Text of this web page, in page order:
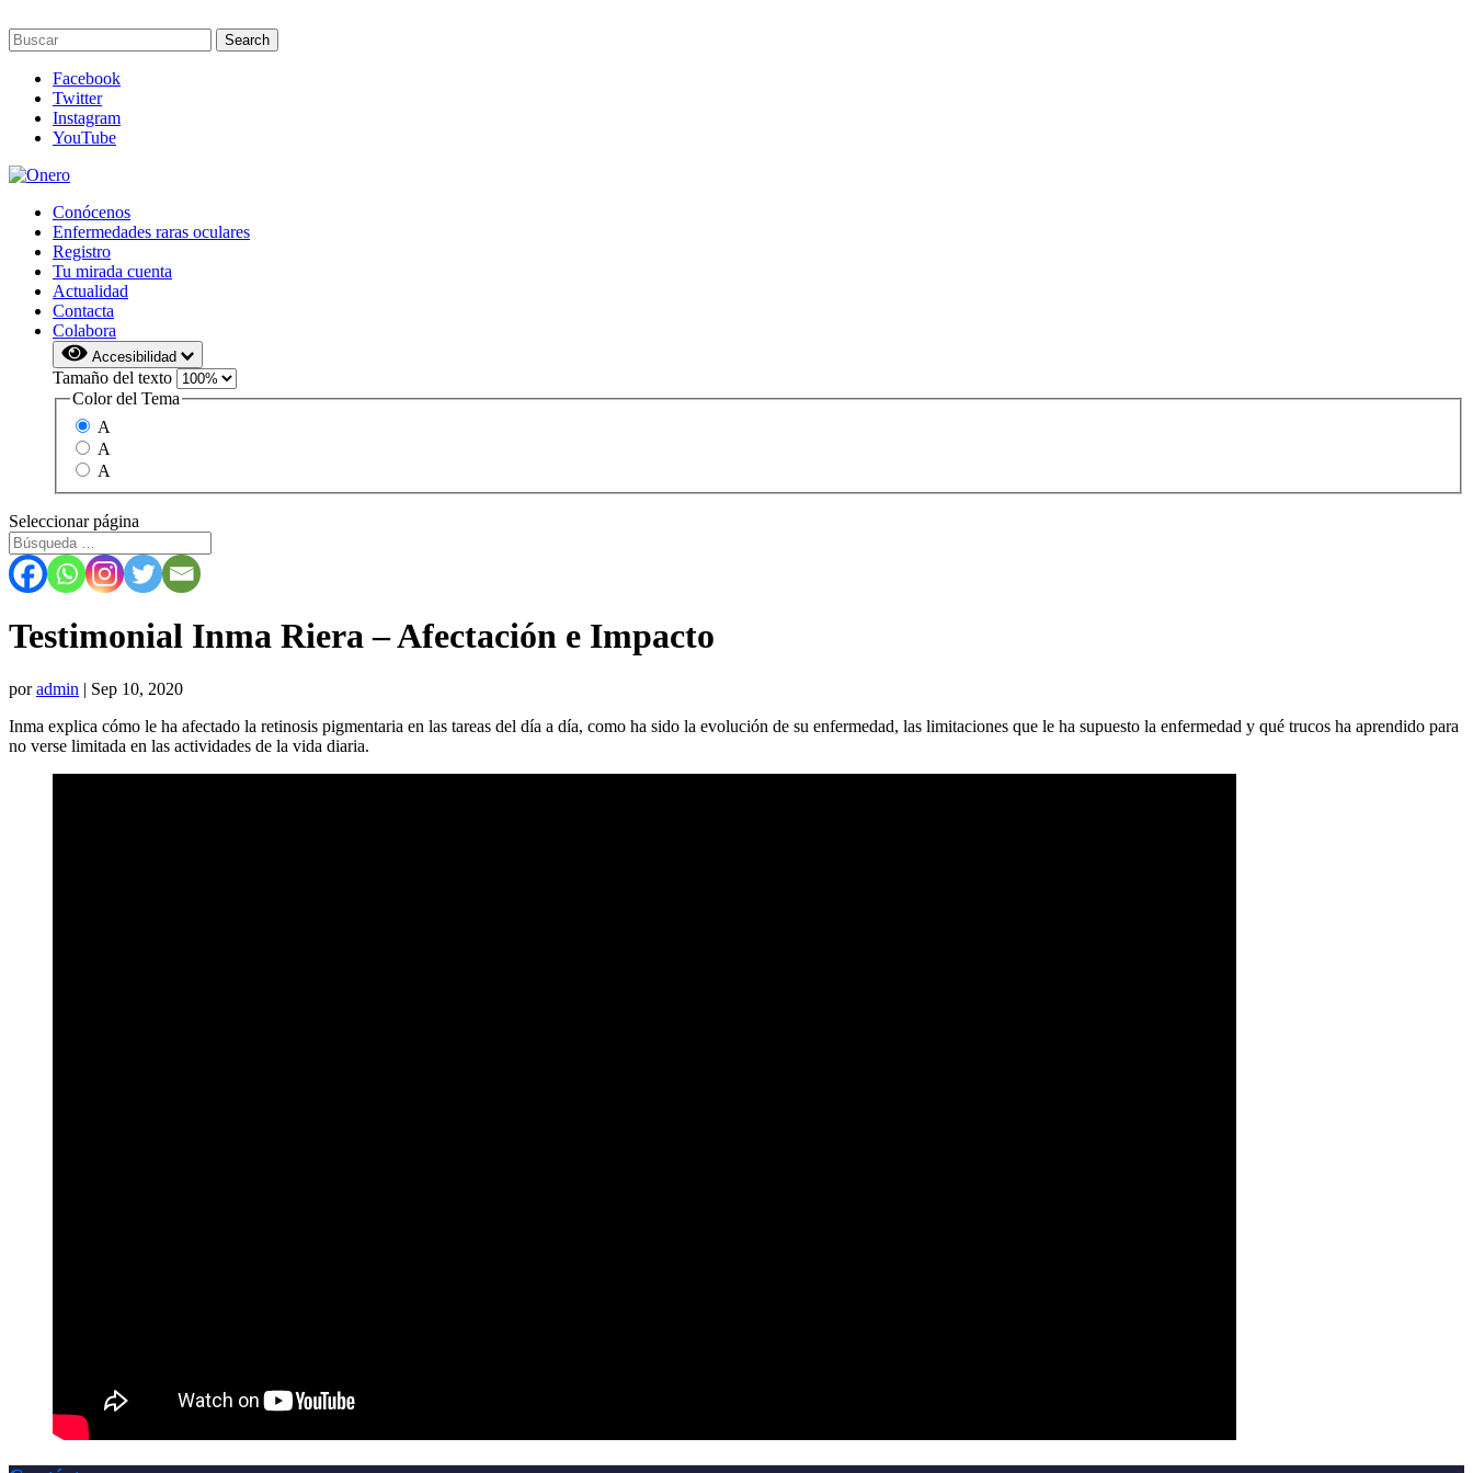
Facebook
Twitter
Instagram
YouTube
Conócenos
Enfermedades raras oculares
Registro
Tu mirada cuenta
Actualidad
Contacta
Colabora
Accesibilidad
Tamaño del texto
Color del Tema
A
A
A
Seleccionar página
Testimonial Inma Riera – Afectación e Impacto
poradmin
Sep 10, 2020
Inma explica cómo le ha afectado la retinosis pigmentaria en las tareas del día a día, como ha sido la evolución de su enfermedad, las limitaciones que le ha supuesto la enfermedad y qué trucos ha aprendido para
no verse limitada en las actividades de la vida diaria.